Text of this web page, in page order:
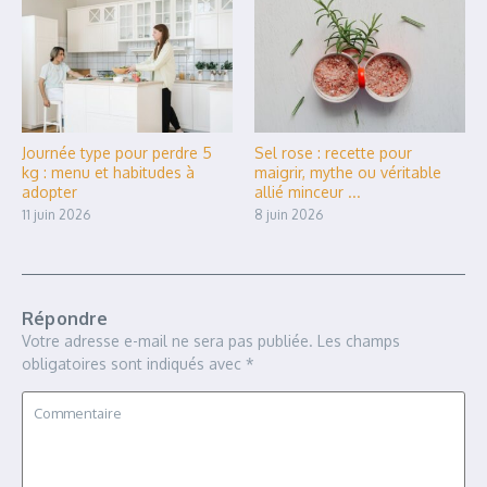
Journée type pour perdre 5
kg : menu et habitudes à
adopter
11 juin 2026
Sel rose : recette pour
maigrir, mythe ou véritable
allié minceur ...
8 juin 2026
Répondre
Votre adresse e-mail ne sera pas publiée. Les champs
obligatoires sont indiqués avec *